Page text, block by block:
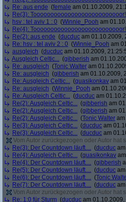
Re: aus ende (female am 01.10.2009,
Re(3):
hsv : tel aviv 1 : 0 (Winnie_Pooh am
Re(4):
Re(2): aus ende (ducduc am 01.10.2009,
Re: hsv : tel aviv 2 : 0 (Winnie_Pooh am
ausgleich (ducduc am 01.10.2009,
Ausgleich Celtic... (gibberish am
Re: ausgleich (Tonic Walter am
Re: ausgleich (gibberish am 01.10.2009,
Re: Ausgleich Celtic... (quasikonkav am
Re: ausgleich (Winnie_Pooh am
Re: Ausgleich Celtic... (ducduc am
Re(2): Ausgleich Celtic... (gibberish am
Re(2): Ausgleich Celtic... (gibberish am
Re(2): Ausgleich Celtic... (Tonic Walter
Re(3): Ausgleich Celtic... (ducduc am
Re(3): Ausgleich Celtic... (ducduc am
Vom Autor zurückgezogen oder Autor hat
Re(3): Der Countdown läuft.... (ducduc
Re(4): Ausgleich Celtic... (quasikonkav
Re(4): Der Countdown läuft.... (gibberish
Re(5): Der Countdown läuft.... (ducduc
Re(6): Der Countdown läuft.... (Tonic
Re(7): Der Countdown läuft.... (ducduc
Vom Autor zurückgezogen oder Autor hat
Re: 1:0 für Sturm (ducduc am 01.10.2009,